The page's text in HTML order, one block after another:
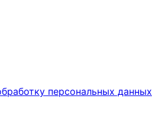
персональных данных